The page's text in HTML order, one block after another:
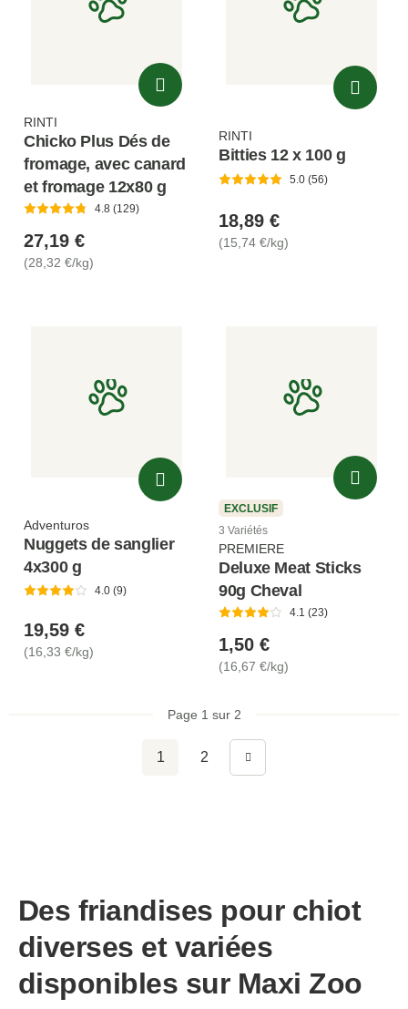
RINTI
Chicko Plus Dés de
fromage, avec canard
et fromage 12x80 g
4.8 (129)
27,19 €
(28,32 €/kg)
RINTI
Bitties 12 x 100 g
5.0 (56)
18,89 €
(15,74 €/kg)
Adventuros
Nuggets de sanglier
4x300 g
4.0 (9)
19,59 €
(16,33 €/kg)
EXCLUSIF
3 Variétés
PREMIERE
Deluxe Meat Sticks
90g Cheval
4.1 (23)
1,50 €
(16,67 €/kg)
Page 1 sur 2
1 2
Des friandises pour chiot
diverses et variées
disponibles sur Maxi Zoo